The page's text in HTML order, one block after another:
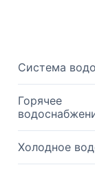
Система
Горячее
Холодное